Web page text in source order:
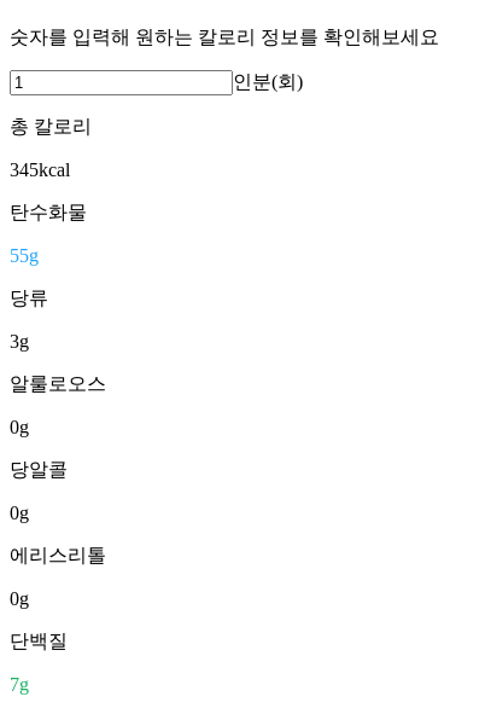
숫자를 입력해 원하는 칼로리 정보를 확인해보세요
인분(회)
총 칼로리
345kcal
탄수화물
55g
당류
3g
알룰로오스
0g
당알콜
0g
에리스리톨
0g
단백질
7g